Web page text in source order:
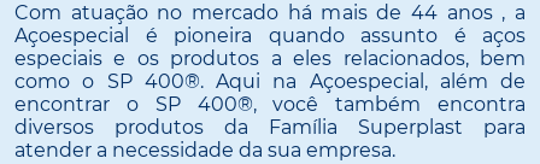
Com atuação no mercado há mais de 44 anos , a
Açoespecial é pioneira quando assunto é aços
especiais e os produtos a eles relacionados, bem
como o SP 400®. Aqui na Açoespecial, além de
encontrar o SP 400®, você também encontra
diversos produtos da Família Superplast para
atender a necessidade da sua empresa.